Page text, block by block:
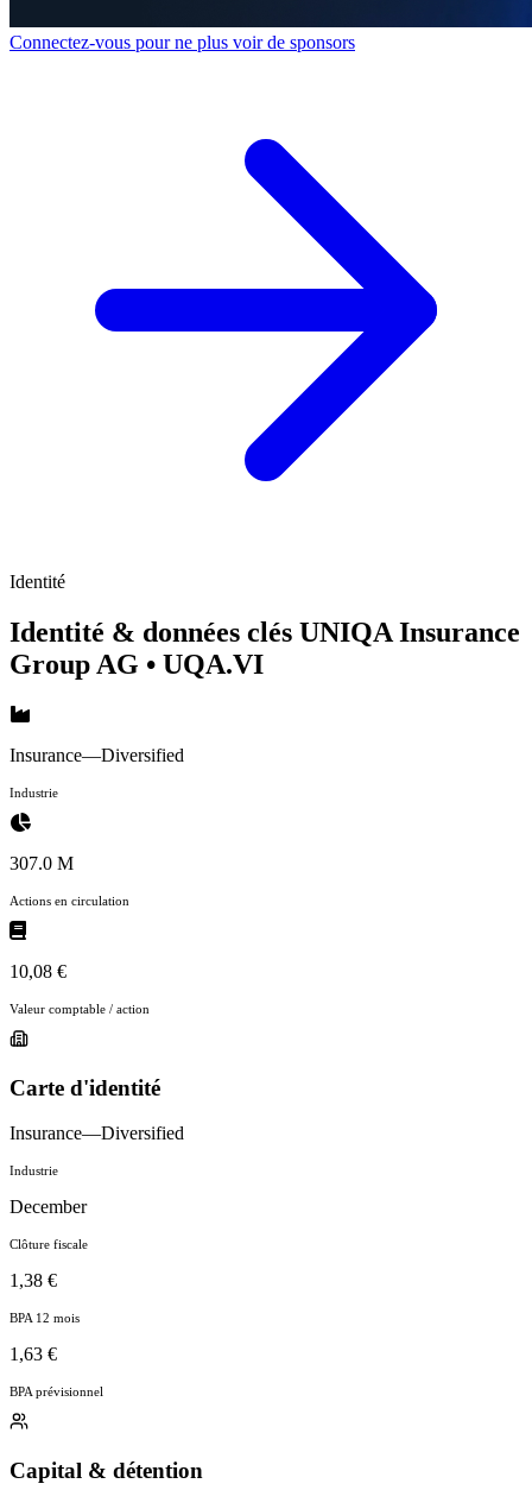
Connectez-vous pour ne plus voir de sponsors
Identité
Identité & données clés UNIQA Insurance
Group AG • UQA.VI
Insurance—Diversified
Industrie
307.0 M
Actions en circulation
10,08 €
Valeur comptable / action
Carte d'identité
Insurance—Diversified
Industrie
December
Clôture fiscale
1,38 €
BPA 12 mois
1,63 €
BPA prévisionnel
Capital & détention